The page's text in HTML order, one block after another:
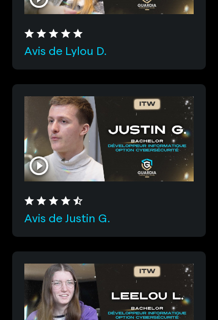
Avis de Lylou D.
Avis de Justin G.